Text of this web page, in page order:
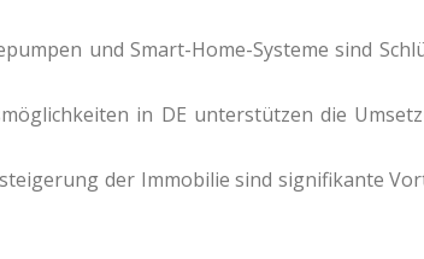
und Smart-Home-Systeme sind
in DE unterstützen die
der Immobilie sind signifikante